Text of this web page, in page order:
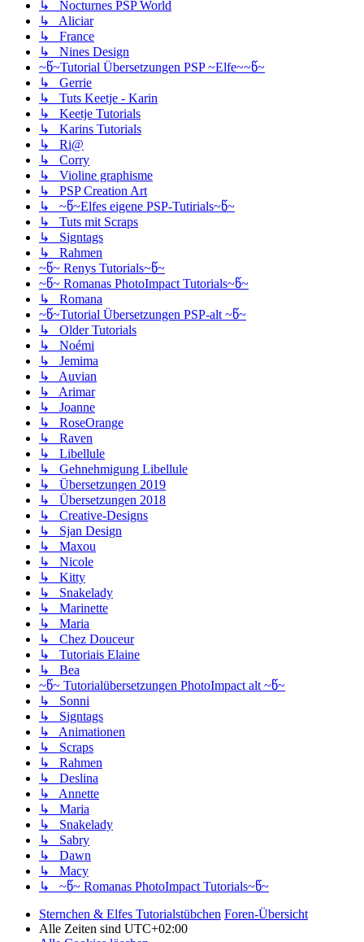
↳ Nocturnes PSP World
↳ Aliciar
↳ France
↳ Nines Design
~წ~Tutorial Übersetzungen PSP ~Elfe~~წ~
↳ Gerrie
↳ Tuts Keetje - Karin
↳ Keetje Tutorials
↳ Karins Tutorials
↳ Ri@
↳ Corry
↳ Violine graphisme
↳ PSP Creation Art
↳ ~წ~Elfes eigene PSP-Tutirials~წ~
↳ Tuts mit Scraps
↳ Signtags
↳ Rahmen
~წ~ Renys Tutorials~წ~
~წ~ Romanas PhotoImpact Tutorials~წ~
↳ Romana
~წ~Tutorial Übersetzungen PSP-alt ~წ~
↳ Older Tutorials
↳ Noémi
↳ Jemima
↳ Auvian
↳ Arimar
↳ Joanne
↳ RoseOrange
↳ Raven
↳ Libellule
↳ Gehnehmigung Libellule
↳ Übersetzungen 2019
↳ Übersetzungen 2018
↳ Creative-Designs
↳ Sjan Design
↳ Maxou
↳ Nicole
↳ Kitty
↳ Snakelady
↳ Marinette
↳ Maria
↳ Chez Douceur
↳ Tutoriais Elaine
↳ Bea
~წ~ Tutorialübersetzungen PhotoImpact alt ~წ~
↳ Sonni
↳ Signtags
↳ Animationen
↳ Scraps
↳ Rahmen
↳ Deslina
↳ Annette
↳ Maria
↳ Snakelady
↳ Sabry
↳ Dawn
↳ Macy
↳ ~წ~ Romanas PhotoImpact Tutorials~წ~
Sternchen & Elfes Tutorialstübchen Foren-Übersicht
Alle Zeiten sind UTC+02:00